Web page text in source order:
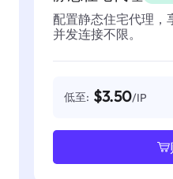
配置静态住宅代理，
并发连接不限。
低至: $3.50/IP